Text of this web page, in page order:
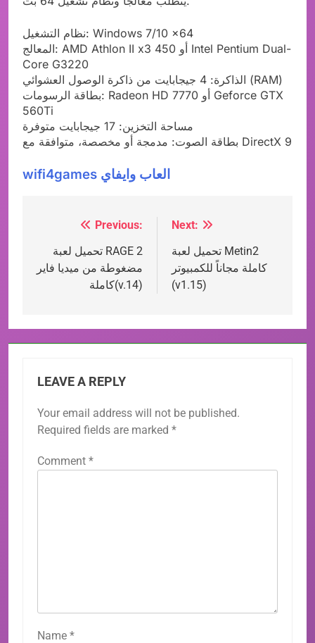
نظام التشغيل: Windows 7/10 x64
المعالج: AMD Athlon II x3 450 أو Intel Pentium Dual-
Core G3220
الذاكرة: 4 جيجابايت من ذاكرة الوصول العشوائي (RAM)
بطاقة الرسومات: Radeon HD 7770 أو Geforce GTX
560Ti
مساحة التخزين: 17 جيجابايت متوفرة
بطاقة الصوت: مدمجة أو مخصصة، متوافقة مع DirectX 9
wifi4games العاب وايفاي
navigation
Previous:
تحميل لعبة RAGE 2
مضغوطة من ميديا فاير
كاملة(v.14)
Next:
تحميل لعبة Metin2
كاملة مجاناً للكمبيوتر
(v1.15)
LEAVE A REPLY
Your email address will not be published.
Required fields are marked *
Comment *
Name *